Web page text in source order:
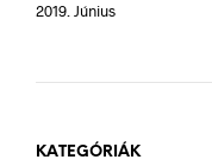
2019. Június
KATEGÓRIÁK